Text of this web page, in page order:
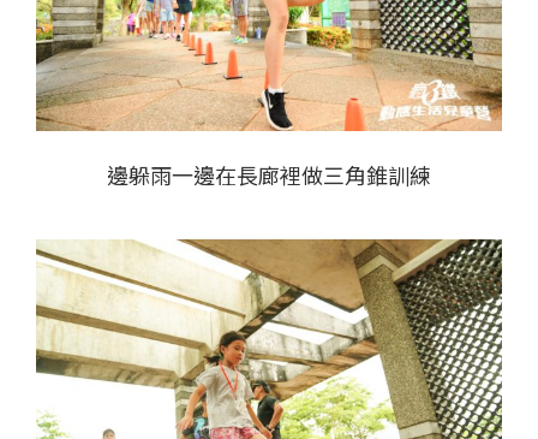
邊躲雨一邊在長廊裡做三角錐訓練